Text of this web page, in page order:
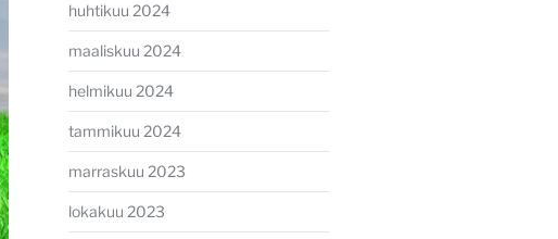
huhtikuu 2024
maaliskuu 2024
helmikuu 2024
tammikuu 2024
marraskuu 2023
lokakuu 2023